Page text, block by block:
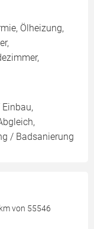
Ölheizung,
/ Badsanierung
von 55546